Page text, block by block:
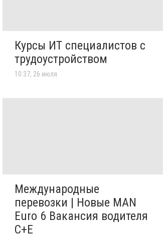
Курсы ИТ специалистов с
трудоустройством
10:37, 26 июля
Международные
перевозки | Новые MAN
Euro 6 Вакансия водителя
C+E